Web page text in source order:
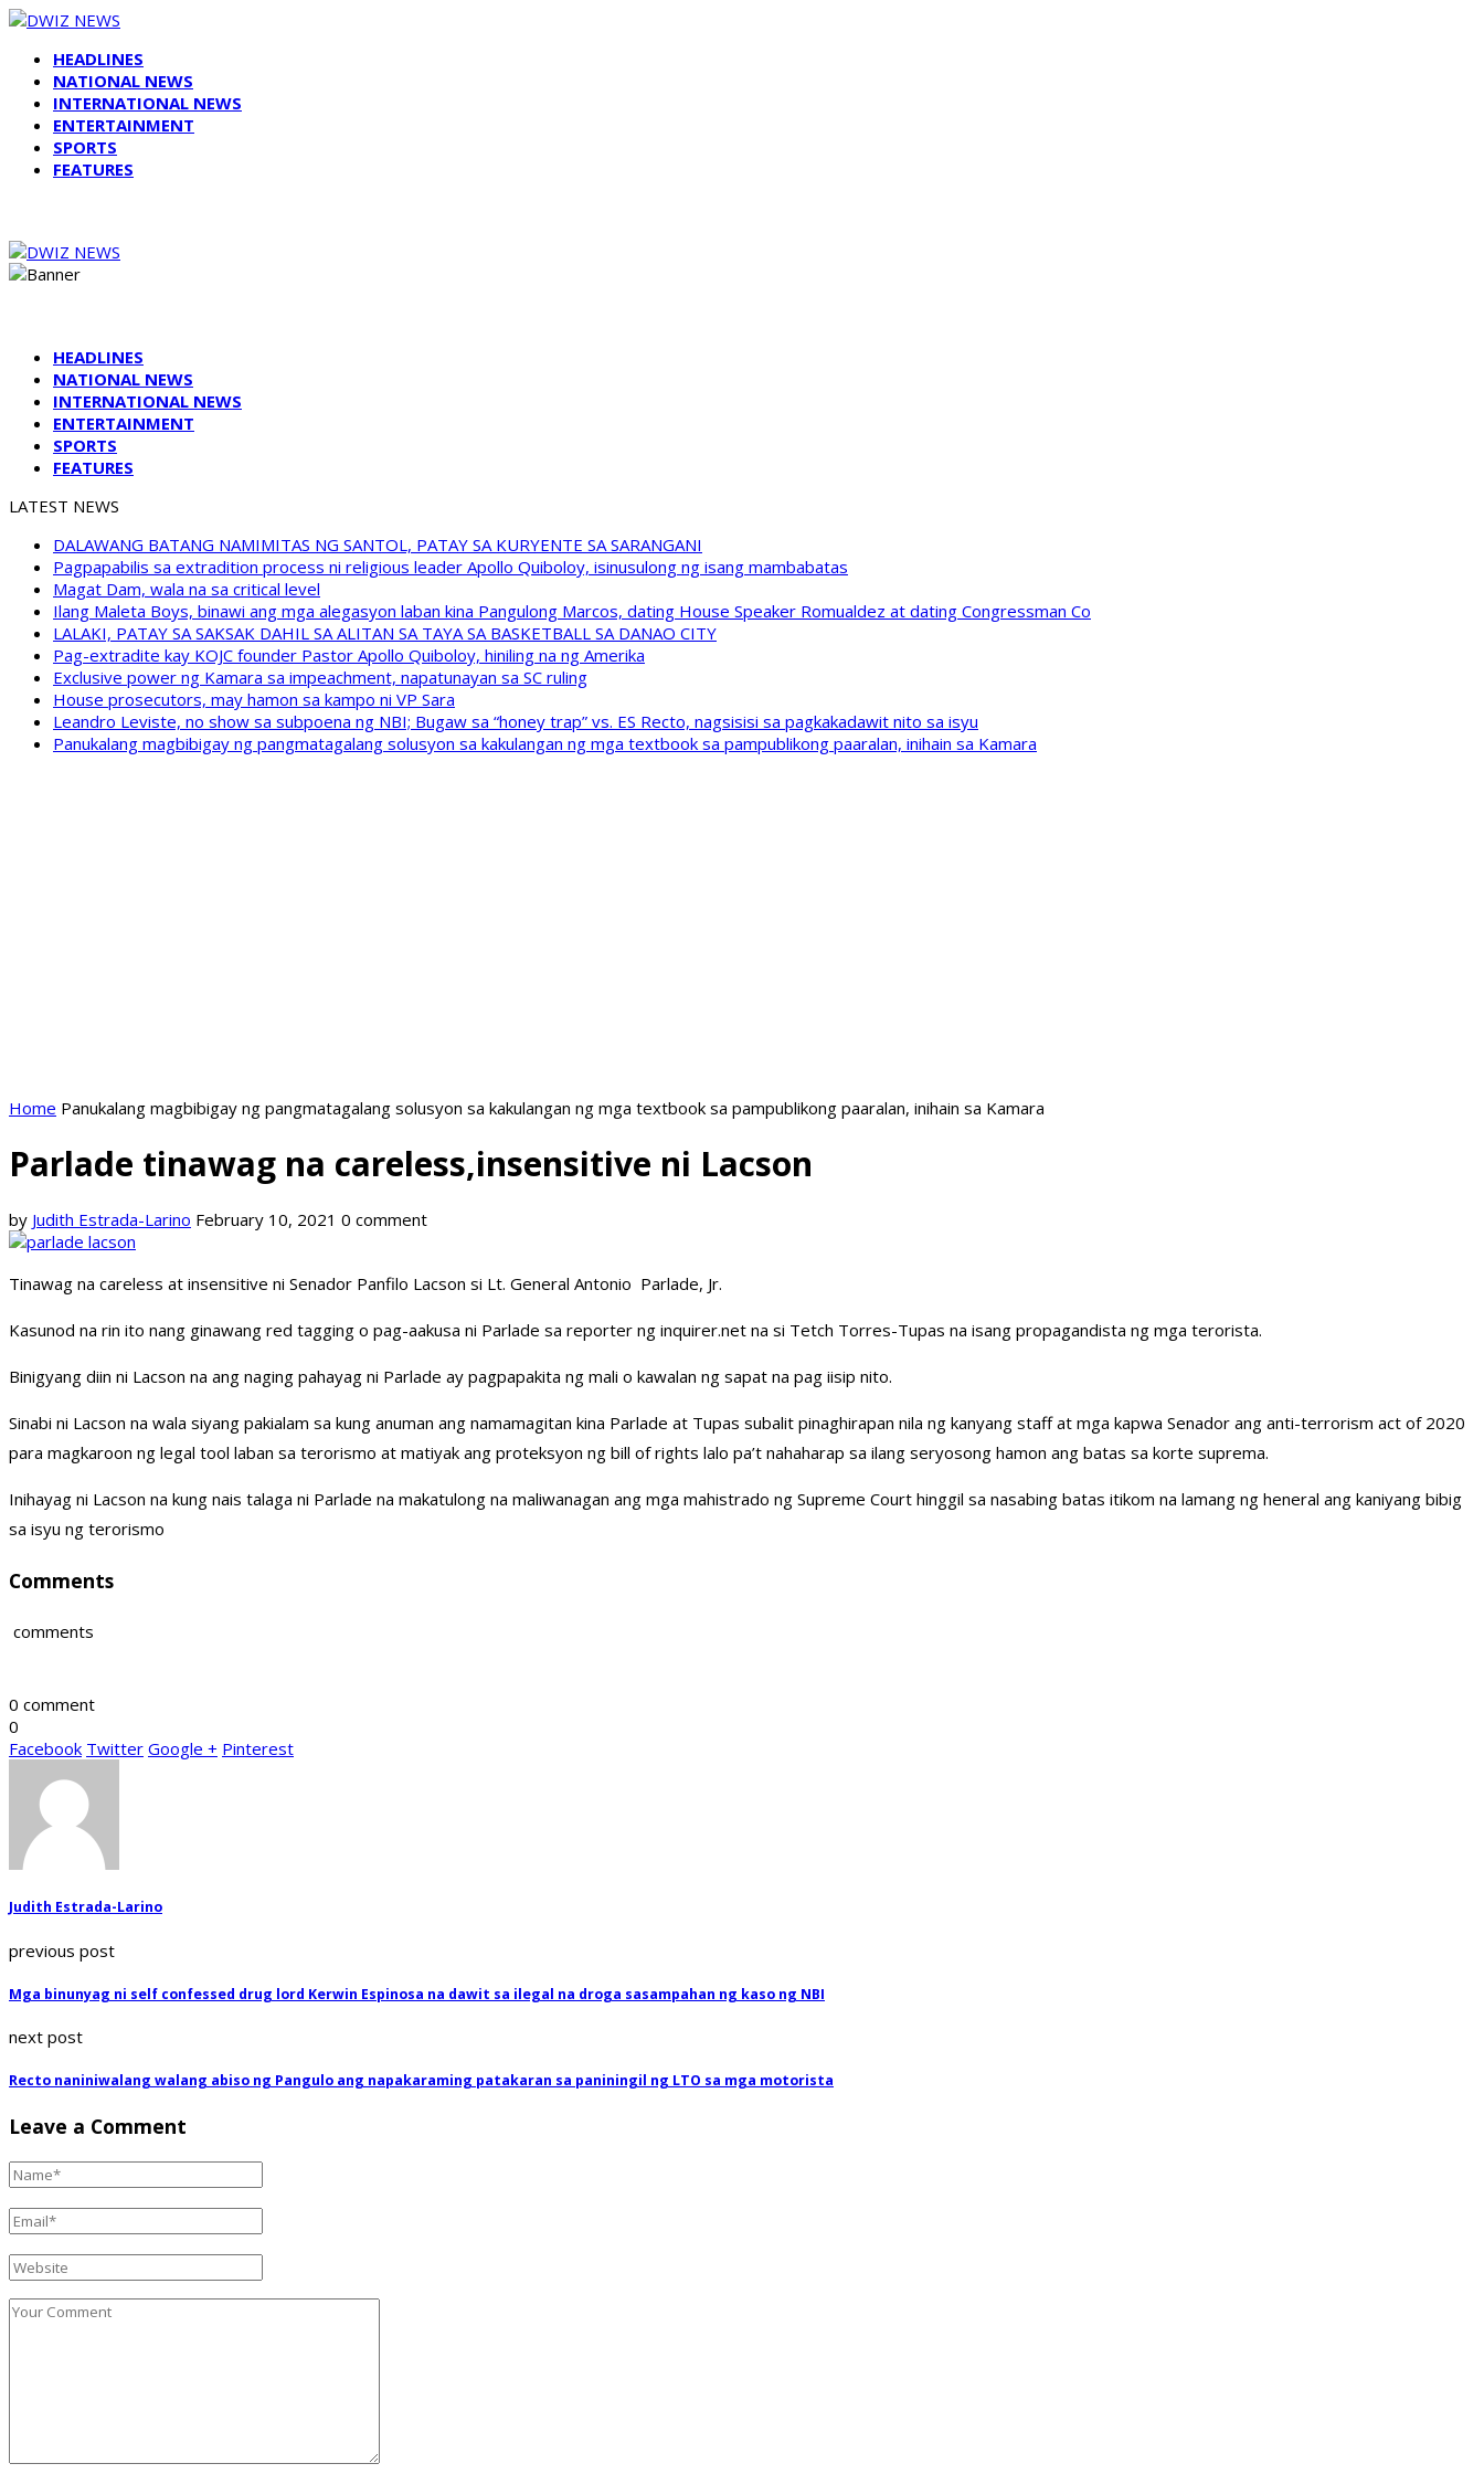
HEADLINES
NATIONAL NEWS
INTERNATIONAL NEWS
ENTERTAINMENT
SPORTS
FEATURES
HEADLINES
NATIONAL NEWS
INTERNATIONAL NEWS
ENTERTAINMENT
SPORTS
FEATURES
LATEST NEWS
DALAWANG BATANG NAMIMITAS NG SANTOL, PATAY SA KURYENTE SA SARANGANI
Pagpapabilis sa extradition process ni religious leader Apollo Quiboloy, isinusulong ng isang mambabatas
Magat Dam, wala na sa critical level
Ilang Maleta Boys, binawi ang mga alegasyon laban kina Pangulong Marcos, dating House Speaker Romualdez at dating Congressman Co
LALAKI, PATAY SA SAKSAK DAHIL SA ALITAN SA TAYA SA BASKETBALL SA DANAO CITY
Pag-extradite kay KOJC founder Pastor Apollo Quiboloy, hiniling na ng Amerika
Exclusive power ng Kamara sa impeachment, napatunayan sa SC ruling
House prosecutors, may hamon sa kampo ni VP Sara
Leandro Leviste, no show sa subpoena ng NBI; Bugaw sa “honey trap” vs. ES Recto, nagsisisi sa pagkakadawit nito sa isyu
Panukalang magbibigay ng pangmatagalang solusyon sa kakulangan ng mga textbook sa pampublikong paaralan, inihain sa Kamara
Home Panukalang magbibigay ng pangmatagalang solusyon sa kakulangan ng mga textbook sa pampublikong paaralan, inihain sa Kamara
Parlade tinawag na careless,insensitive ni Lacson
by Judith Estrada-Larino February 10, 2021 0 comment
Tinawag na careless at insensitive ni Senador Panfilo Lacson si Lt. General Antonio Parlade, Jr.
Kasunod na rin ito nang ginawang red tagging o pag-aakusa ni Parlade sa reporter ng inquirer.net na si Tetch Torres-Tupas na isang propagandista ng mga terorista.
Binigyang diin ni Lacson na ang naging pahayag ni Parlade ay pagpapakita ng mali o kawalan ng sapat na pag iisip nito.
Sinabi ni Lacson na wala siyang pakialam sa kung anuman ang namamagitan kina Parlade at Tupas subalit pinaghirapan nila ng kanyang staff at mga kapwa Senador ang anti-terrorism act of 2020
para magkaroon ng legal tool laban sa terorismo at matiyak ang proteksyon ng bill of rights lalo pa’t nahaharap sa ilang seryosong hamon ang batas sa korte suprema.
Inihayag ni Lacson na kung nais talaga ni Parlade na makatulong na maliwanagan ang mga mahistrado ng Supreme Court hinggil sa nasabing batas itikom na lamang ng heneral ang kaniyang bibig
sa isyu ng terorismo
Comments
comments
0 comment
0
Facebook Twitter Google + Pinterest
Judith Estrada-Larino
previous post
Mga binunyag ni self confessed drug lord Kerwin Espinosa na dawit sa ilegal na droga sasampahan ng kaso ng NBI
next post
Recto naniniwalang walang abiso ng Pangulo ang napakaraming patakaran sa paniningil ng LTO sa mga motorista
Leave a Comment